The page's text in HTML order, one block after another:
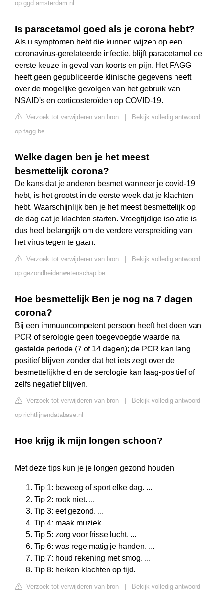
op ggd.amsterdam.nl
Is paracetamol goed als je corona hebt?
Als u symptomen hebt die kunnen wijzen op een
coronavirus-gerelateerde infectie, blijft paracetamol de
eerste keuze in geval van koorts en pijn. Het FAGG
heeft geen gepubliceerde klinische gegevens heeft
over de mogelijke gevolgen van het gebruik van
NSAID's en corticosteroïden op COVID-19.
Verzoek tot verwijderen van bron
Bekijk volledig antwoord
op fagg.be
Welke dagen ben je het meest
besmettelijk corona?
De kans dat je anderen besmet wanneer je covid-19
hebt, is het grootst in de eerste week dat je klachten
hebt. Waarschijnlijk ben je het meest besmettelijk op
de dag dat je klachten starten. Vroegtijdige isolatie is
dus heel belangrijk om de verdere verspreiding van
het virus tegen te gaan.
Verzoek tot verwijderen van bron
Bekijk volledig antwoord
op gezondheidenwetenschap.be
Hoe besmettelijk Ben je nog na 7 dagen
corona?
Bij een immuuncompetent persoon heeft het doen van
PCR of serologie geen toegevoegde waarde na
gestelde periode (7 of 14 dagen); de PCR kan lang
positief blijven zonder dat het iets zegt over de
besmettelijkheid en de serologie kan laag-positief of
zelfs negatief blijven.
Verzoek tot verwijderen van bron
Bekijk volledig antwoord
op richtlijnendatabase.nl
Hoe krijg ik mijn longen schoon?
Met deze tips kun je je longen gezond houden!
Tip 1: beweeg of sport elke dag. ...
Tip 2: rook niet. ...
Tip 3: eet gezond. ...
Tip 4: maak muziek. ...
Tip 5: zorg voor frisse lucht. ...
Tip 6: was regelmatig je handen. ...
Tip 7: houd rekening met smog. ...
Tip 8: herken klachten op tijd.
Verzoek tot verwijderen van bron
Bekijk volledig antwoord